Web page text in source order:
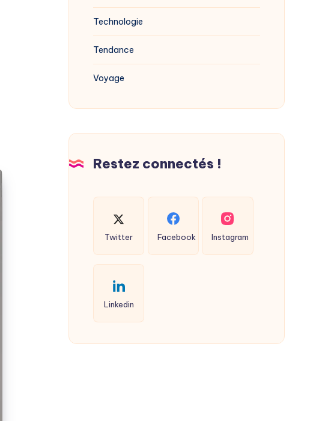
Technologie
Tendance
Voyage
Restez connectés !
Twitter Facebook Instagram
Linkedin